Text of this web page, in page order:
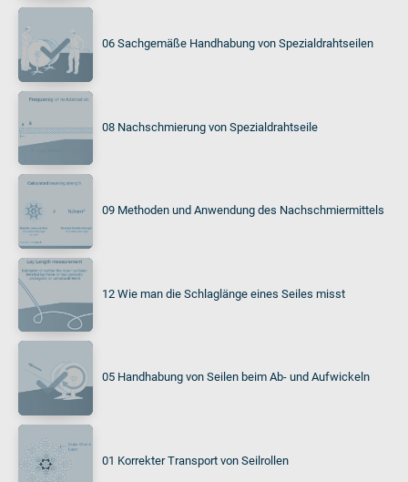
06 Sachgemäße Handhabung von Spezialdrahtseilen
08 Nachschmierung von Spezialdrahtseile
09 Methoden und Anwendung des Nachschmiermittels
12 Wie man die Schlaglänge eines Seiles misst
05 Handhabung von Seilen beim Ab- und Aufwickeln
01 Korrekter Transport von Seilrollen